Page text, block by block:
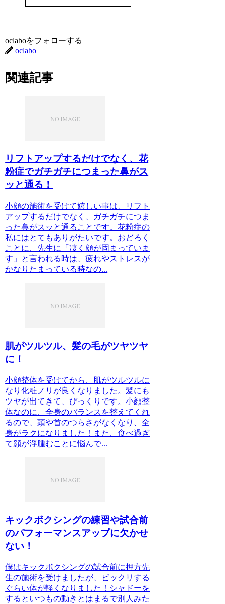
oclaboをフォローする
oclabo
関連記事
リフトアップするだけでなく、花
粉症でガチガチにつまった鼻がス
ッと通る！
小顔の施術を受けて嬉しい事は、リフト
アップするだけでなく、ガチガチにつま
った鼻がスッと通ることです。花粉症の
私にはとてもありがたいです。おどろく
ことに、先生に「凄く顔が固まっていま
す」と言われる時は、疲れやストレスが
かなりたまっている時なの...
肌がツルツル、髪の毛がツヤツヤ
に！
小顔整体を受けてから、肌がツルツルに
なり化粧ノリが良くなりました。髪にも
ツヤが出てきて、びっくりです。小顔整
体なのに、全身のバランスを整えてくれ
るので、頭や首のつらさがなくなり、全
身がラクになりました！また、食べ過ぎ
て顔が浮腫むことに悩んで...
キックボクシングの練習や試合前
のパフォーマンスアップに欠かせ
ない！
僕はキックボクシングの試合前に押方先
生の施術を受けましたが、ビックリする
ぐらい体が軽くなりました！シャドーを
するといつもの動きとはまるで別人みた